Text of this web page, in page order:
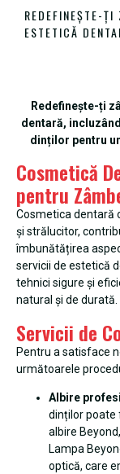
REDEFINEȘTE-
ESTETICĂ
Redefinește-ți
dentară,
dinților pentru
Cosmetică
pentru
Cosmetica dentară
și strălucitor,
îmbunătățirea
servicii de estetică
tehnici sigure și
natural și de durată.
Servicii de
Pentru a satisface
următoarele
Albire
dinților poate
albire
Lampa
optică, care